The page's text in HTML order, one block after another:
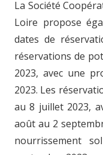
La Société
Loire propose
dates de
réservations de
2023, avec une
2023. Les
au 8 juillet 2023,
août au 2
nourrissement